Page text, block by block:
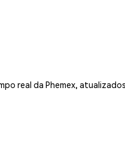
real da Phemex, atualizados